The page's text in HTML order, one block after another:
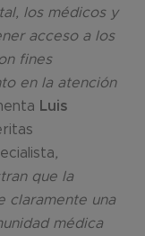
los médicos y
acceso a los
fines
en la atención
Luis
,
que la
claramente una
médica